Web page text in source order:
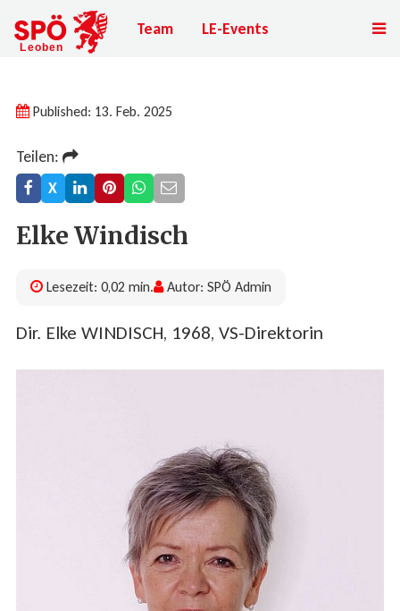
Team LE-Events
Published: 13. Feb. 2025
Teilen:
X
Elke Windisch
Lesezeit: 0,02 min. Autor: SPÖ Admin
Dir. Elke WINDISCH, 1968, VS-Direktorin